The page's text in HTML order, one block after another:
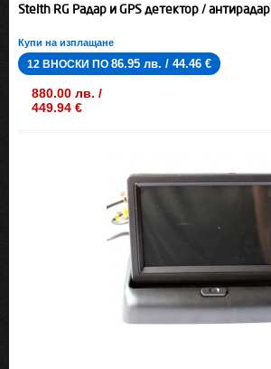
Stelth RG Радар и GPS детектор / антирадар
Купи на изплащане
12 ВНОСКИ ПО 86.95 лв. / 44.46 €
880.00 лв. /
449.94 €